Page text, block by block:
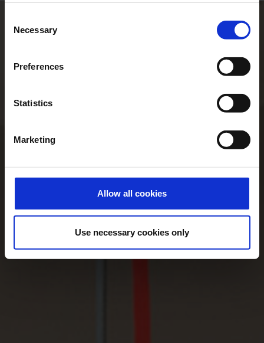
Selection
Necessary
Preferences
Statistics
Marketing
Allow all cookies
Use necessary cookies only